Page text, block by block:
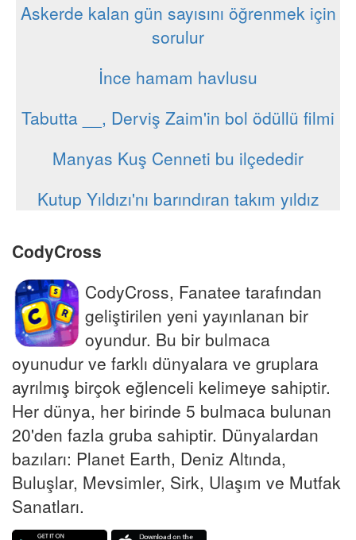
Askerde kalan gün sayısını öğrenmek için
sorulur
İnce hamam havlusu
Tabutta __, Derviş Zaim'in bol ödüllü filmi
Manyas Kuş Cenneti bu ilçededir
Kutup Yıldızı'nı barındıran takım yıldız
CodyCross
CodyCross, Fanatee tarafından
geliştirilen yeni yayınlanan bir
oyundur. Bu bir bulmaca
oyunudur ve farklı dünyalara ve gruplara
ayrılmış birçok eğlenceli kelimeye sahiptir.
Her dünya, her birinde 5 bulmaca bulunan
20'den fazla gruba sahiptir. Dünyalardan
bazıları: Planet Earth, Deniz Altında,
Buluşlar, Mevsimler, Sirk, Ulaşım ve Mutfak
Sanatları.